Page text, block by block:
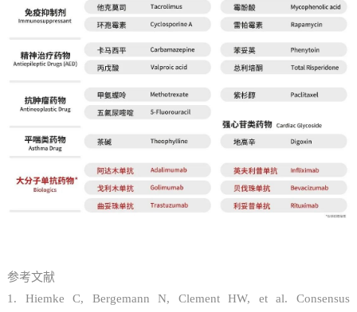
参考文献
1. Hiemke C, Bergemann N, Clement HW, et al. Consensus